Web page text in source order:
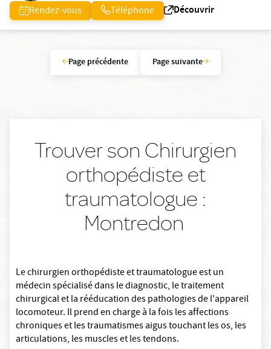
Rendez-vous Téléphone Découvrir
Page précédente Page suivante
Trouver son Chirurgien
orthopédiste et
traumatologue :
Montredon
Le chirurgien orthopédiste et traumatologue est un
médecin spécialisé dans le diagnostic, le traitement
chirurgical et la rééducation des pathologies de l'appareil
locomoteur. Il prend en charge à la fois les affections
chroniques et les traumatismes aigus touchant les os, les
articulations, les muscles et les tendons.